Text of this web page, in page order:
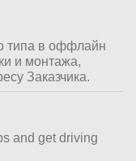
типа в оффлайн
и монтажа,
Заказчика.
and get driving